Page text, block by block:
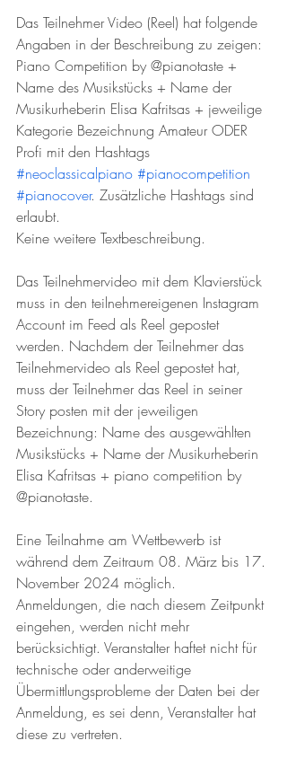
Das Teilnehmer Video (Reel) hat folgende
Angaben in der Beschreibung zu zeigen:
Piano Competition by @pianotaste +
Name des Musikstücks + Name der
Musikurheberin Elisa Kafritsas + jeweilige
Kategorie Bezeichnung Amateur ODER
Profi mit den Hashtags
#neoclassicalpiano #pianocompetition
#pianocover. Zusätzliche Hashtags sind
erlaubt.
Keine weitere Textbeschreibung.
Das Teilnehmervideo mit dem Klavierstück
muss in den teilnehmereigenen Instagram
Account im Feed als Reel gepostet
werden. Nachdem der Teilnehmer das
Teilnehmervideo als Reel gepostet hat,
muss der Teilnehmer das Reel in seiner
Story posten mit der jeweiligen
Bezeichnung: Name des ausgewählten
Musikstücks + Name der Musikurheberin
Elisa Kafritsas + piano competition by
@pianotaste.
Eine Teilnahme am Wettbewerb ist
während dem Zeitraum 08. März bis 17.
November 2024 möglich.
Anmeldungen, die nach diesem Zeitpunkt
eingehen, werden nicht mehr
berücksichtigt. Veranstalter haftet nicht für
technische oder anderweitige
Übermittlungsprobleme der Daten bei der
Anmeldung, es sei denn, Veranstalter hat
diese zu vertreten.